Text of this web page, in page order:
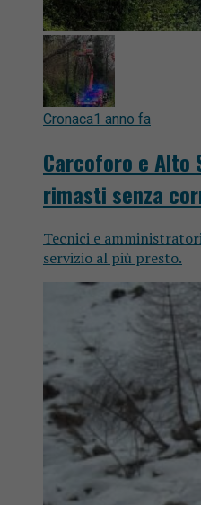
Cronaca1 anno fa
Carcoforo e Alto
rimasti senza
Tecnici e
servizio al più presto.